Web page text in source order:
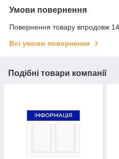
Умови повернення
Повернення товару впродовж
Всі умови повернення
Подібні товари компанії